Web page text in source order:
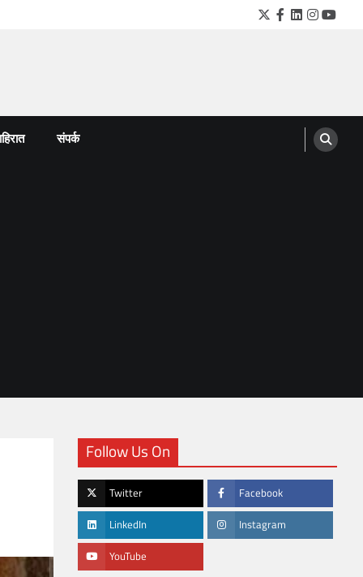
Twitter
Facebook
LinkedIn
संपर्क
Follow Us On
Twitter Facebook
LinkedIn Instagram
YouTube